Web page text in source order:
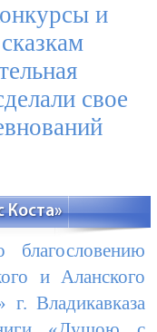
и
свое
Коста»
и Аланского
Владикавказа